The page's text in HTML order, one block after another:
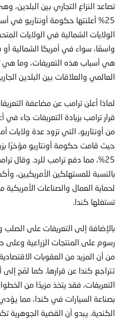
تصاعد النزاع التجاري بين البلدين،
25% أعلنتها حكومة أونتاريو في
الولايات الشمالية في الولايات
واسعًا، سواء في أمريكا الشمالية
هي أسباب هذه التعريفات، وما هي
العالمي والعلاقات بين البلدين
لماذا أعلن ترامب عن مضاعفة
قرار ترامب بزيادة التعريفات جاء في
من أونتاريو، التي تزود عدة ولايات
حيث قامت حكومة أونتاريو مؤخرًا
25%، مما دفع ترامب للرد. وقال
بالنسبة للمستهلكين الأمريكيين،
لحماية العمال والصناعات الأمريكية
تستغلها كندا.
بالإضافة إلى التعريفات على الصلب
رسوم على المنتجات الزراعية وعلى
من أن المزيد من العقوبات
تتراجع كندا عن قرارها. كما لمّح إلى
التعريفات، فقد يتخذ مزيدًا من
بصناعة السيارات في كندا، مما
الكندية. يبدو أن القضية